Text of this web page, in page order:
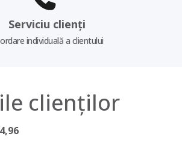
Serviciu clienți
individuală a clientului
clienților
4,96